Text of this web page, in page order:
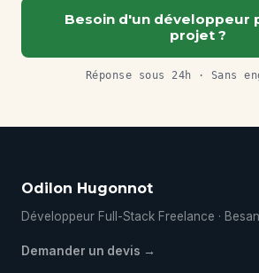
Besoin d'un développeur
projet ?
Réponse sous 24h · Sans
Odilon Hugonnot
Développeur Full-Stack Freelance ·
Demander un devis →